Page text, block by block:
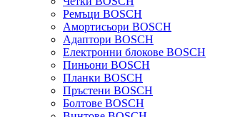
Ремъци BOSCH
Амортисьори BOSCH
Адаптори BOSCH
Електронни блокове BOSCH
Пиньони BOSCH
Планки BOSCH
Пръстени BOSCH
Болтове BOSCH